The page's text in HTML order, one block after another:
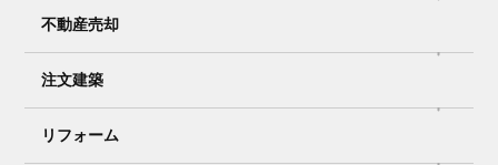
不動産売却
注文建築
リフォーム